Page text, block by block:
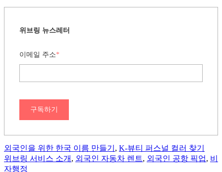
위브링 뉴스레터
이메일 주소*
구독하기
외국인을 위한 한국 이름 만들기 , K-뷰티 퍼스널 컬러 찾기
위브링 서비스 소개 , 외국인 자동차 렌트, 외국인 공항 픽업, 비
자행정